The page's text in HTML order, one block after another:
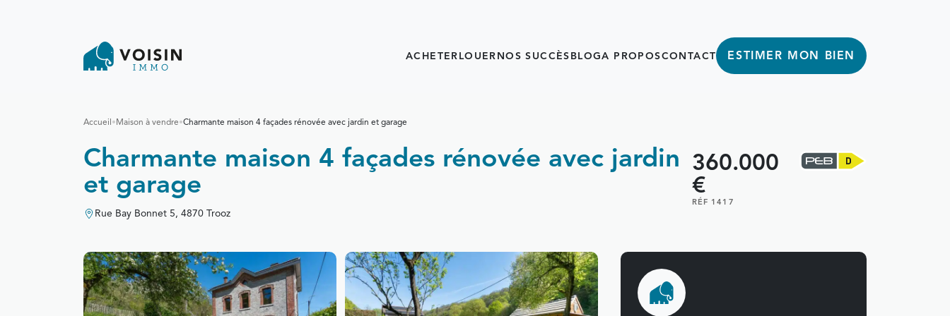
ACHETERLOUERNOS SUCCÈSBLOGA PROPOSCONTACT ESTIMER MON BIEN
Accueil•Maison à vendre•Charmante maison 4 façades rénovée avec jardin et garage
Charmante maison 4 façades rénovée avec jardin
et garage
Rue Bay Bonnet 5, 4870 Trooz
360.000
€
RÉF 1417